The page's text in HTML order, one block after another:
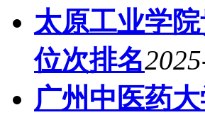
太原工业学
位次排名
广州中医药